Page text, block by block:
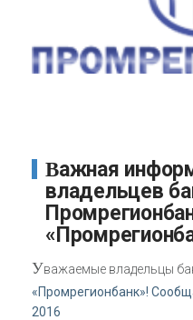
Важная информация для
владельцев
Уважаемые владельцы
«Промрегионбанк»!
2016